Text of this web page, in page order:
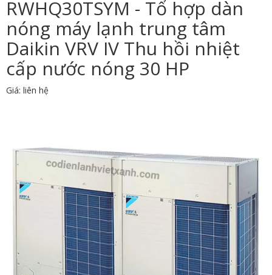
RWHQ30TSYM - Tổ hợp dàn
nóng máy lạnh trung tâm
Daikin VRV IV Thu hồi nhiệt
cấp nước nóng 30 HP
Giá: liên hệ